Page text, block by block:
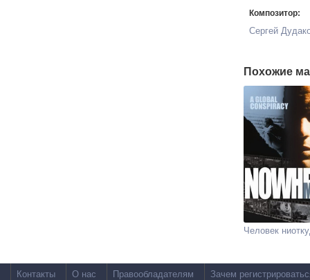
Композитор:
Сергей
Похожие
Человек
Контакты О нас Правообладателям Зачем